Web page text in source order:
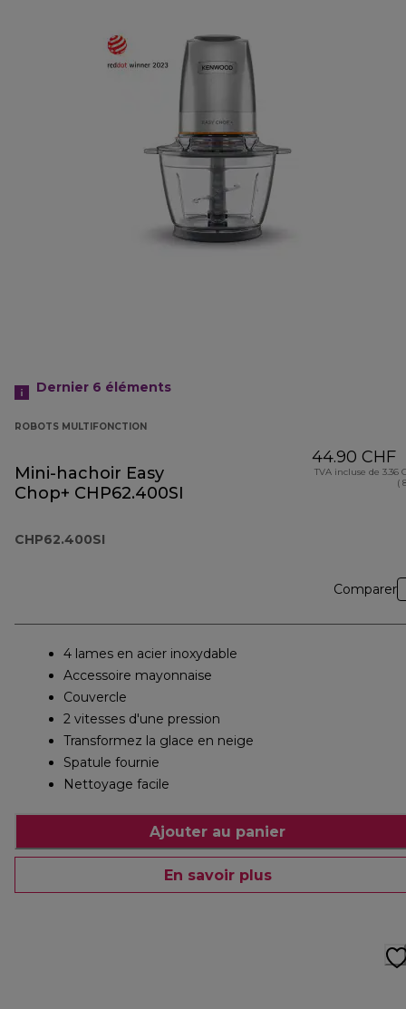
Dernier 6 éléments
ROBOTS MULTIFONCTION
Mini-hachoir Easy
Chop+ CHP62.400SI
CHP62.400SI
44.90 CHF
TVA incluse de 3.36
(
Comparer
4 lames en acier inoxydable
Accessoire mayonnaise
Couvercle
2 vitesses d'une pression
Transformez la glace en neige
Spatule fournie
Nettoyage facile
Ajouter au panier
En savoir plus